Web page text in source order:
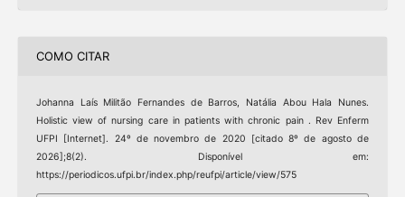
COMO CITAR
Johanna Laís Militão Fernandes de Barros, Natália Abou Hala Nunes.
Holistic view of nursing care in patients with chronic pain . Rev Enferm
UFPI [Internet]. 24º de novembro de 2020 [citado 8º de agosto de
2026];8(2). Disponível em:
https://periodicos.ufpi.br/index.php/reufpi/article/view/575